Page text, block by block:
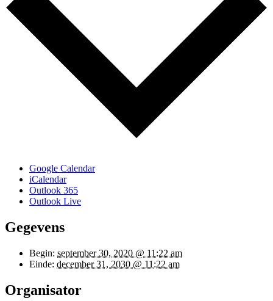
Google Calendar
iCalendar
Outlook 365
Outlook Live
Gegevens
Begin: september 30, 2020 @ 11:22 am
Einde: december 31, 2030 @ 11:22 am
Organisator